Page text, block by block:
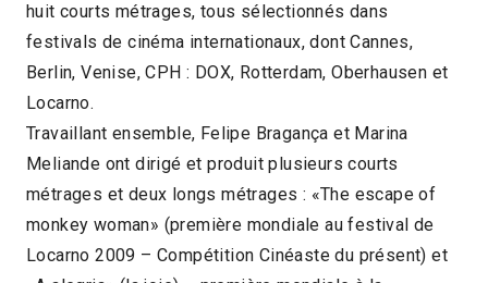
huit courts métrages, tous sélectionnés dans
festivals de cinéma internationaux, dont Cannes,
Berlin, Venise, CPH : DOX, Rotterdam, Oberhausen et
Locarno.
Travaillant ensemble, Felipe Bragança et Marina
Meliande ont dirigé et produit plusieurs courts
métrages et deux longs métrages : «The escape of
monkey woman» (première mondiale au festival de
Locarno 2009 – Compétition Cinéaste du présent) et